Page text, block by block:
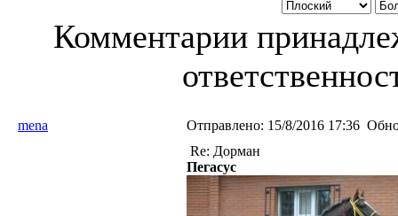
Комментарии
mena Отправлено: 15/8/2016 17:36
Re: Дорман
Пегасус